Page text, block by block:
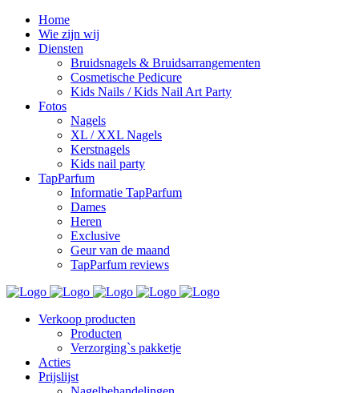
Home
Wie zijn wij
Diensten
Bruidsnagels & Bruidsarrangementen
Cosmetische Pedicure
Kids Nails / Kids Nail Art Party
Fotos
Nagels
XL / XXL Nagels
Kerstnagels
Kids nail party
TapParfum
Informatie TapParfum
Dames
Heren
Exclusive
Geur van de maand
TapParfum reviews
Verkoop producten
Producten
Verzorging`s pakketje
Acties
Prijslijst